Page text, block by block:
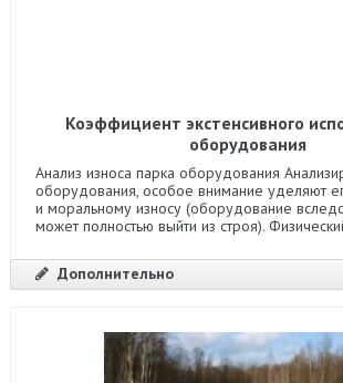
Коэффициент экстенсивного
оборудования
Анализ износа парка оборудования
оборудования, особое внимание уделяют
и моральному износу (оборудование
может полностью выйти из строя).
Дополнительно